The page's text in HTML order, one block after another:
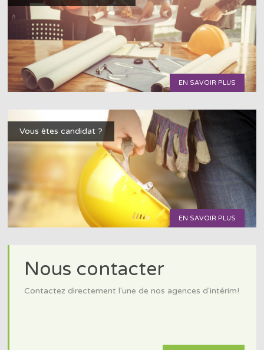
EN SAVOIR PLUS
Vous êtes candidat ?
EN SAVOIR PLUS
Nous contacter
Contactez directement l'une de nos agences d'intérim!